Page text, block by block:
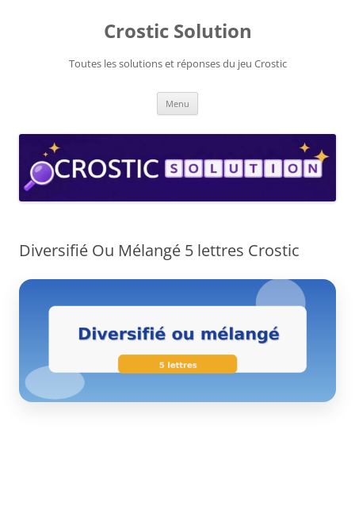
Crostic Solution
Toutes les solutions et réponses du jeu Crostic
Menu
Diversifié Ou Mélangé 5 lettres Crostic